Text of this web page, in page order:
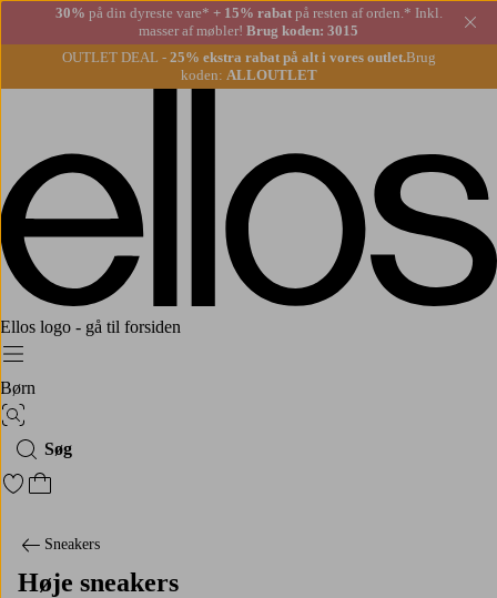
30% på din dyreste vare* + 15% rabatpå resten af orden.* Inkl.
masser af møbler! Brug koden: 3015
OUTLET DEAL - 25% ekstra rabat på alt i vores outlet.Brug
koden: ALLOUTLET
Ellos logo - gå til forsiden
Menu
Børn
Billedsøgning
Søg
Gå til favoritmarkerede produkter
Gå til indkøbskurven
Sneakers
Høje sneakers